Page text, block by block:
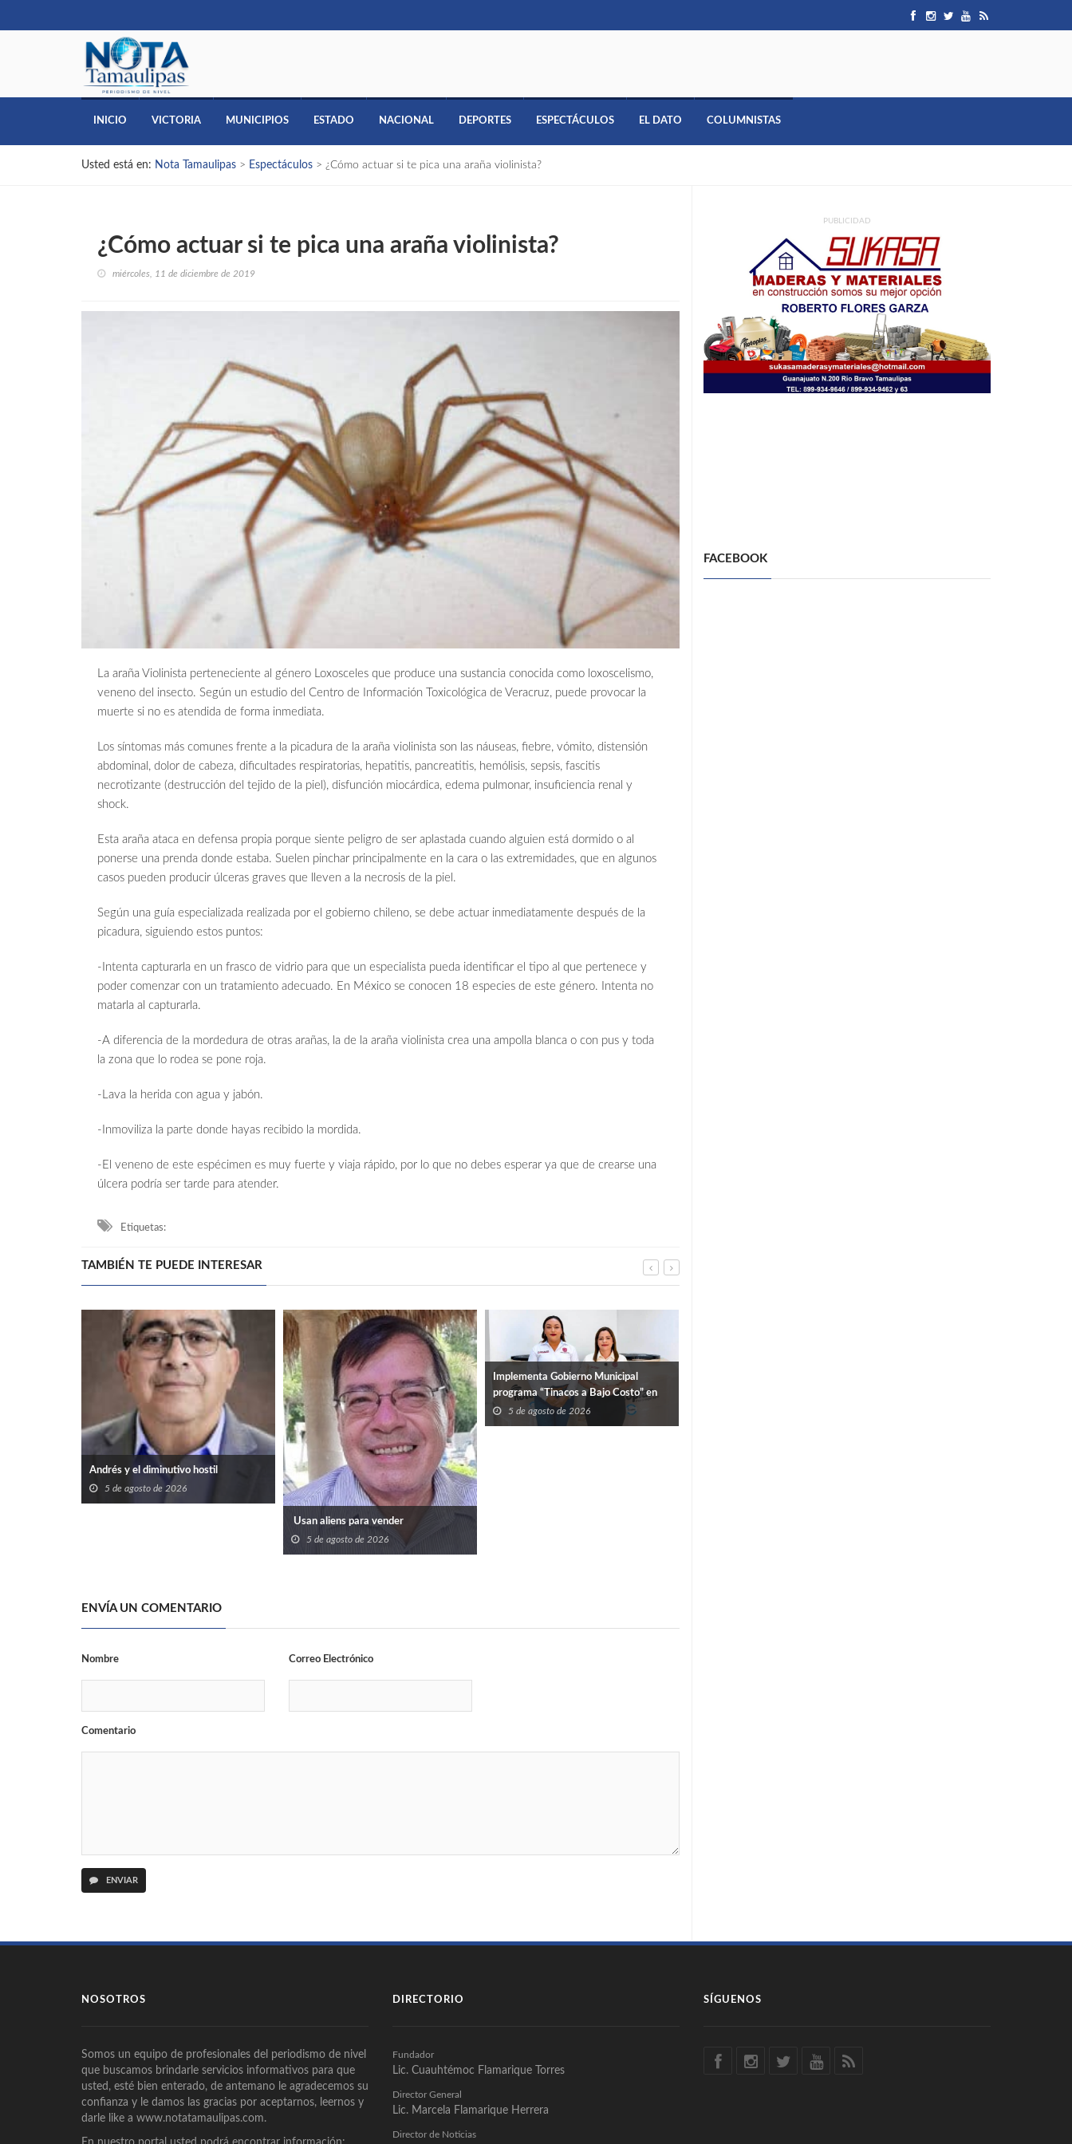
INICIO VICTORIA MUNICIPIOS ESTADO NACIONAL DEPORTES ESPECTÁCULOS EL DATO COLUMNISTAS
Usted está en: Nota Tamaulipas > Espectáculos > ¿Cómo actuar si te pica una araña violinista?
¿Cómo actuar si te pica una araña violinista?
miércoles, 11 de diciembre de 2019
La araña Violinista perteneciente al género Loxosceles que produce una sustancia conocida como loxoscelismo,
veneno del insecto. Según un estudio del Centro de Información Toxicológica de Veracruz, puede provocar la
muerte si no es atendida de forma inmediata.
Los síntomas más comunes frente a la picadura de la araña violinista son las náuseas, fiebre, vómito, distensión
abdominal, dolor de cabeza, dificultades respiratorias, hepatitis, pancreatitis, hemólisis, sepsis, fascitis
necrotizante (destrucción del tejido de la piel), disfunción miocárdica, edema pulmonar, insuficiencia renal y
shock.
Esta araña ataca en defensa propia porque siente peligro de ser aplastada cuando alguien está dormido o al
ponerse una prenda donde estaba. Suelen pinchar principalmente en la cara o las extremidades, que en algunos
casos pueden producir úlceras graves que lleven a la necrosis de la piel.
Según una guía especializada realizada por el gobierno chileno, se debe actuar inmediatamente después de la
picadura, siguiendo estos puntos:
-Intenta capturarla en un frasco de vidrio para que un especialista pueda identificar el tipo al que pertenece y
poder comenzar con un tratamiento adecuado. En México se conocen 18 especies de este género. Intenta no
matarla al capturarla.
-A diferencia de la mordedura de otras arañas, la de la araña violinista crea una ampolla blanca o con pus y toda
la zona que lo rodea se pone roja.
-Lava la herida con agua y jabón.
-Inmoviliza la parte donde hayas recibido la mordida.
-El veneno de este espécimen es muy fuerte y viaja rápido, por lo que no debes esperar ya que de crearse una
úlcera podría ser tarde para atender.
Etiquetas:
TAMBIÉN TE PUEDE INTERESAR
Andrés y el diminutivo hostil
5 de agosto de 2026
Usan aliens para vender
5 de agosto de 2026
Implementa Gobierno Municipal
programa “Tinacos a Bajo Costo” en
beneficio de las familias
sanfernandenses
5 de agosto de 2026
ENVÍA UN COMENTARIO
Nombre Correo Electrónico
Comentario
ENVIAR
PUBLICIDAD
FACEBOOK
NOSOTROS
Somos un equipo de profesionales del periodismo de nivel
que buscamos brindarle servicios informativos para que
usted, esté bien enterado, de antemano le agradecemos su
confianza y le damos las gracias por aceptarnos, leernos y
darle like a www.notatamaulipas.com.
DIRECTORIO
Fundador
Lic. Cuauhtémoc Flamarique Torres
Director General
Lic. Marcela Flamarique Herrera
Director de Noticias
SÍGUENOS